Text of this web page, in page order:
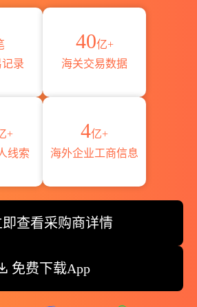
录
40亿+
海关交易数据
+
线索
4亿+
海外企业工商信息
即查看采购商详情
免费下载App